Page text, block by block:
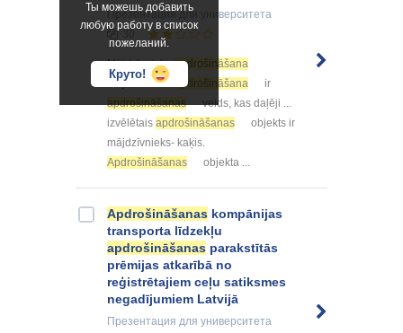
Ты можешь добавить
любую работу в список
пожеланий.
Круто!
Презентациядля университета
Mājdzīvniekuapdrošināšana
Mājdzīvnieku
apdrošināšana
ir
apdrošināšanas
veids, kas daļēji ...
izvēlētais apdrošināšanas
objekts ir
mājdzīvnieks- kaķis.
Apdrošināšanas
objekta ...
Apdrošināšanas kompānijas
transporta līdzekļu
apdrošināšanas parakstītās
prēmijas atkarībā no
reģistrētajiem ceļu satiksmes
negadījumiem Latvijā
Презентация для университета